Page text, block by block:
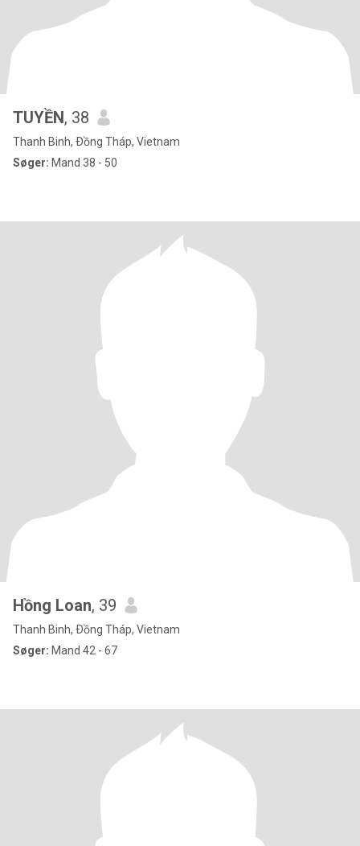
TUYỀN, 38
Thanh Binh, Ðồng Tháp, Vietnam
Søger: Mand 38 - 50
Hồng Loan, 39
Thanh Binh, Ðồng Tháp, Vietnam
Søger: Mand 42 - 67